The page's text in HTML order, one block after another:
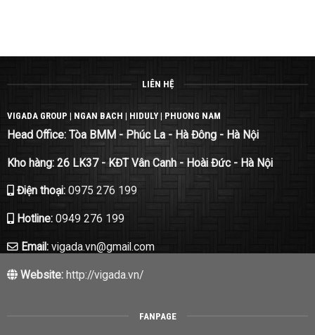
LIÊN HỆ
VIGADA GROUP | NGAN BACH | HIDULY | PHUONG NAM
Head Office: Tòa BMM - Phúc La - Hà Đông - Hà Nội
Kho hàng: 26 LK37 - KĐT Vân Canh - Hoài Đức - Hà Nội
Điện thoại: 0975 276 199
Hotline: 0949 276 199
Email: vigada.vn@gmail.com
Website:http://vigada.vn/
FANPAGE